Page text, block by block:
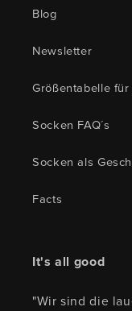
Blog
Newsletter
Größentabelle für
Socken FAQ´s
Socken als
Facts
It's all good
"Wir sind die